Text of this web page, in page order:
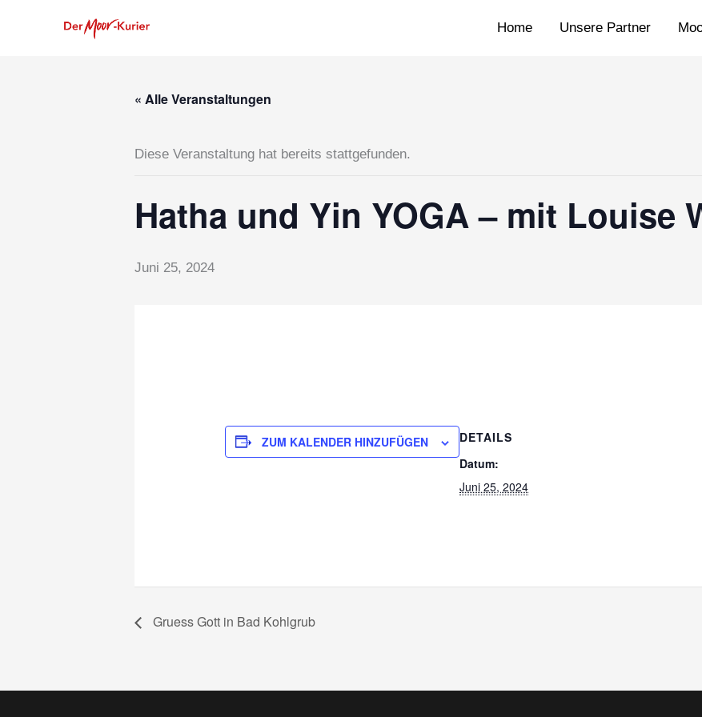
Home Unsere Partner
« Alle Veranstaltungen
Diese Veranstaltung hat bereits stattgefunden.
Hatha und Yin YOGA – mit Louise
Juni 25, 2024
ZUM KALENDER HINZUFÜGEN
DETAILS
Datum:
Juni 25, 2024
Gruess Gott in Bad Kohlgrub